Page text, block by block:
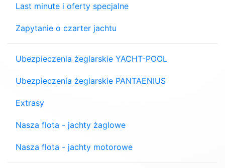
Last minute i oferty specjalne
Zapytanie o czarter jachtu
Ubezpieczenia żeglarskie YACHT-POOL
Ubezpieczenia żeglarskie PANTAENIUS
Extrasy
Nasza flota - jachty żaglowe
Nasza flota - jachty motorowe